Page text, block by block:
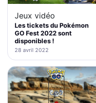
Jeux vidéo
Les tickets du Pokémon
GO Fest 2022 sont
disponibles !
28 avril 2022